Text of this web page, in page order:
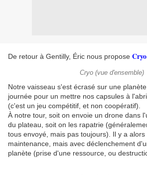
De retour à Gentilly, Éric nous propose Cryo
Cryo (vue d'ensemble)
Notre vaisseau s'est écrasé sur une
journée pour un mettre nos capsules à
(c'est un jeu compétitif, et non coopératif).
À notre tour, soit on envoie un drone dans
du plateau, soit on les rapatrie
tous envoyé, mais pas toujours). Il y a
maintenance, mais avec déclenchement
planète (prise d'une ressource, ou